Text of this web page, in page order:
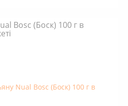
Bosc (Боск) 100 г в